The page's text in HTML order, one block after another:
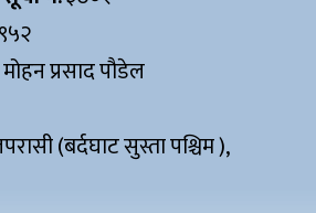
मोहन प्रसाद पौडेल
(बर्दघाट सुस्ता पश्चिम ),